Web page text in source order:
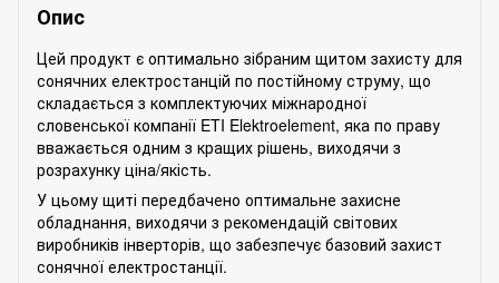
Опис
Цей продукт є оптимально зібраним щитом захисту для
сонячних електростанцій по постійному струму, що
складається з комплектуючих міжнародної
словенської компанії ETI Elektroelement, яка по праву
вважається одним з кращих рішень, виходячи з
розрахунку ціна/якість.
У цьому щиті передбачено оптимальне захисне
обладнання, виходячи з рекомендацій світових
виробників інверторів, що забезпечує базовий захист
сонячної електростанції.